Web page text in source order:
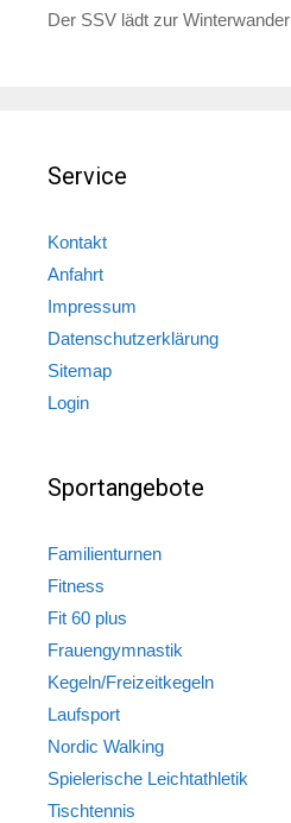
Der SSV lädt zur
Service
Kontakt
Anfahrt
Impressum
Datenschutzerklärung
Sitemap
Login
Sportangebote
Familienturnen
Fitness
Fit 60 plus
Frauengymnastik
Kegeln/Freizeitkegeln
Laufsport
Nordic Walking
Spielerische Leichtathletik
Tischtennis